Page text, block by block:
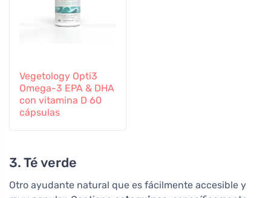
Vegetology Opti3
Omega-3 EPA & DHA
con vitamina D 60
cápsulas
3. Té verde
Otro ayudante natural que es fácilmente accesible y